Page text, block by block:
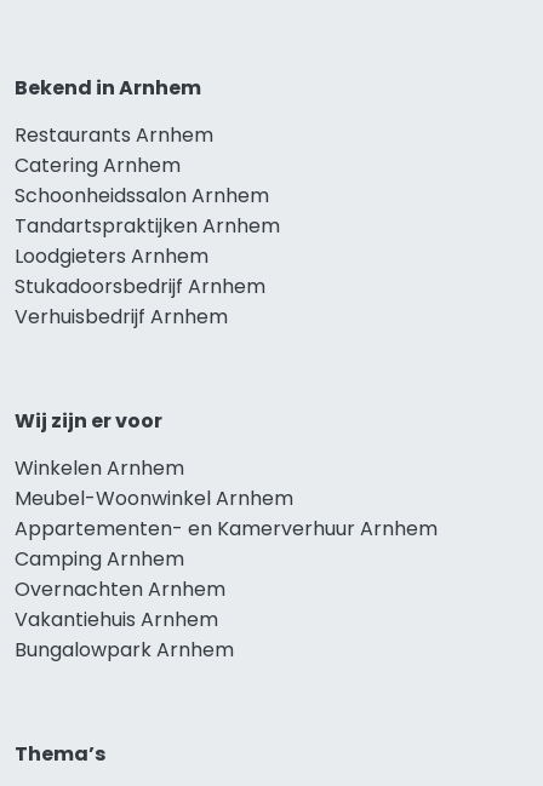
Bekend in Arnhem
Restaurants Arnhem
Catering Arnhem
Schoonheidssalon Arnhem
Tandartspraktijken Arnhem
Loodgieters Arnhem
Stukadoorsbedrijf Arnhem
Verhuisbedrijf Arnhem
Wij zijn er voor
Winkelen Arnhem
Meubel-Woonwinkel Arnhem
Appartementen- en Kamerverhuur Arnhem
Camping Arnhem
Overnachten Arnhem
Vakantiehuis Arnhem
Bungalowpark Arnhem
Thema’s